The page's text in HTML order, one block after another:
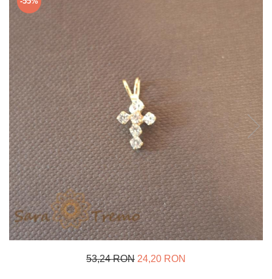
Lanturi
Bratari
Talismane
Verighete
Bijuterii din argint placate cu aur
24K
53,24 RON 24,20 RON